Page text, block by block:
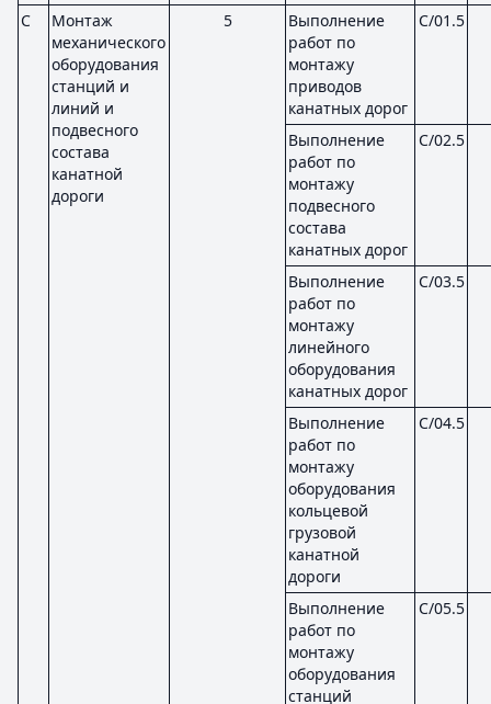
C
Монтаж
механического
оборудования
станций и
линий и
подвесного
состава
канатной
дороги
5
Выполнение
работ по
монтажу
приводов
канатных дорог
C/01.5
Выполнение
работ по
монтажу
подвесного
состава
канатных дорог
C/02.5
Выполнение
работ по
монтажу
линейного
оборудования
канатных дорог
C/03.5
Выполнение
работ по
монтажу
оборудования
кольцевой
грузовой
канатной
дороги
C/04.5
Выполнение
работ по
монтажу
оборудования
станций
C/05.5